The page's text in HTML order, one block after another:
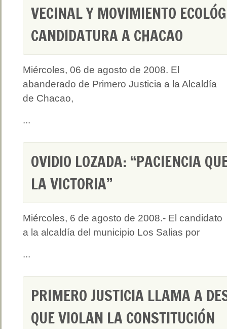
VECINAL Y MOVIMIENTO
CANDIDATURA A CHACAO
Miércoles, 06 de agosto de 2008. El
abanderado de Primero Justicia a la Alcaldía
de Chacao,
...
OVIDIO LOZADA: “PACIENCIA
LA VICTORIA”
Miércoles, 6 de agosto de 2008.- El candidato
a la alcaldía del municipio Los Salias por
...
PRIMERO JUSTICIA LLAMA A
QUE VIOLAN LA CONSTITUCIÓN